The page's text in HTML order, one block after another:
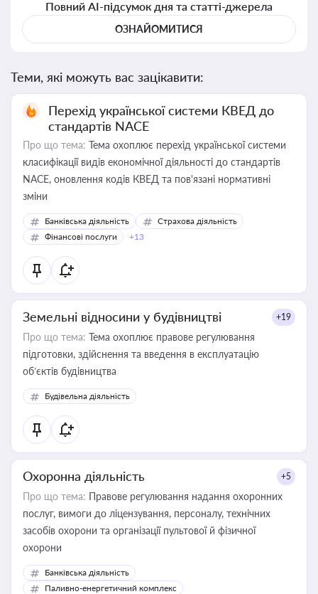
Повний AI-підсумок дня та статті-джерела
ОЗНАЙОМИТИСЯ
Теми, які можуть вас зацікавити:
Перехід української системи КВЕД до
стандартів NACE
Про що тема: Тема охоплює перехід української системи
класифікації видів економічної діяльності до стандартів
NACE, оновлення кодів КВЕД та пов'язані нормативні
зміни
Банківська діяльність
Страхова діяльність
Фінансові послуги
+13
Земельні відносини у будівництві +19
Про що тема: Тема охоплює правове регулювання
підготовки, здійснення та введення в експлуатацію
об’єктів будівництва
Будівельна діяльність
Охоронна діяльність +5
Про що тема: Правове регулювання надання охоронних
послуг, вимоги до ліцензування, персоналу, технічних
засобів охорони та організації пультової й фізичної
охорони
Банківська діяльність
Паливно-енергетичний комплекс